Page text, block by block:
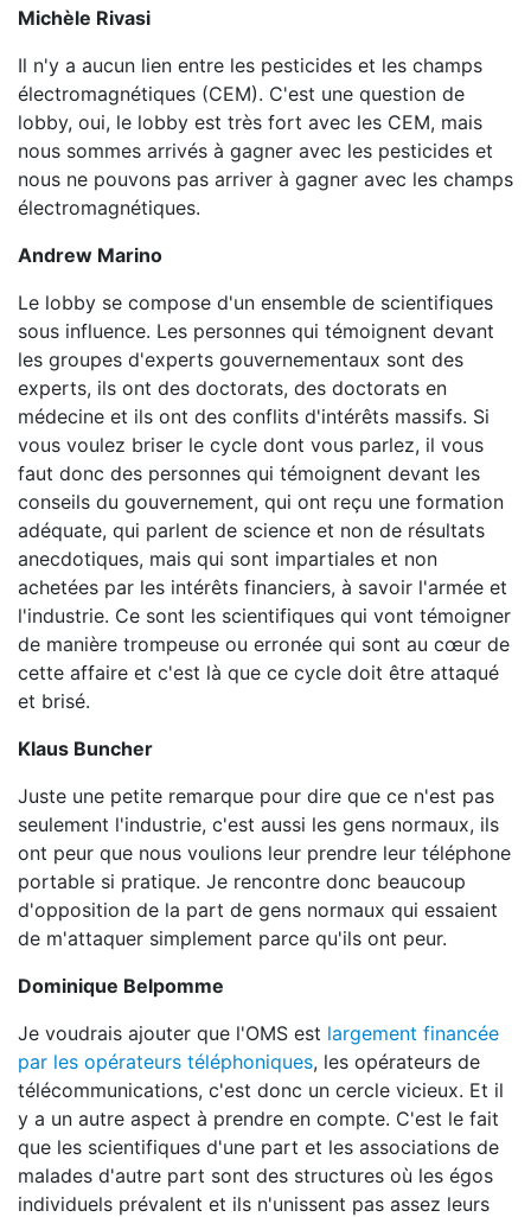
Michèle Rivasi
Il n'y a aucun lien entre les pesticides et les champs
électromagnétiques (CEM). C'est une question de
lobby, oui, le lobby est très fort avec les CEM, mais
nous sommes arrivés à gagner avec les pesticides et
nous ne pouvons pas arriver à gagner avec les champs
électromagnétiques.
Andrew Marino
Le lobby se compose d'un ensemble de scientifiques
sous influence. Les personnes qui témoignent devant
les groupes d'experts gouvernementaux sont des
experts, ils ont des doctorats, des doctorats en
médecine et ils ont des conflits d'intérêts massifs. Si
vous voulez briser le cycle dont vous parlez, il vous
faut donc des personnes qui témoignent devant les
conseils du gouvernement, qui ont reçu une formation
adéquate, qui parlent de science et non de résultats
anecdotiques, mais qui sont impartiales et non
achetées par les intérêts financiers, à savoir l'armée et
l'industrie. Ce sont les scientifiques qui vont témoigner
de manière trompeuse ou erronée qui sont au cœur de
cette affaire et c'est là que ce cycle doit être attaqué
et brisé.
Klaus Buncher
Juste une petite remarque pour dire que ce n'est pas
seulement l'industrie, c'est aussi les gens normaux, ils
ont peur que nous voulions leur prendre leur téléphone
portable si pratique. Je rencontre donc beaucoup
d'opposition de la part de gens normaux qui essaient
de m'attaquer simplement parce qu'ils ont peur.
Dominique Belpomme
Je voudrais ajouter que l'OMS est largement financée
par les opérateurs téléphoniques, les opérateurs de
télécommunications, c'est donc un cercle vicieux. Et il
y a un autre aspect à prendre en compte. C'est le fait
que les scientifiques d'une part et les associations de
malades d'autre part sont des structures où les égos
individuels prévalent et ils n'unissent pas assez leurs